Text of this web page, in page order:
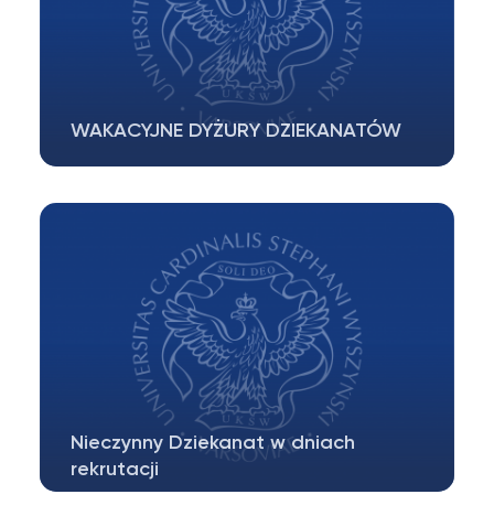
WAKACYJNE DYŻURY DZIEKANATÓW
9.00-12.00 W związku z przerwą wakacyjną…
Nieczynny Dziekanat w dniach
rekrutacji